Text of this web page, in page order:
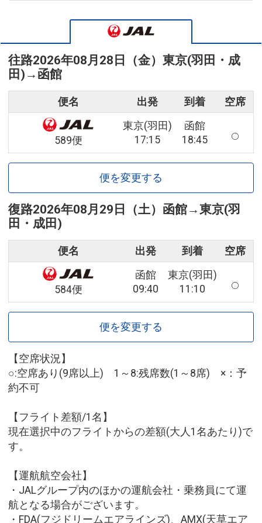
往路2026年08月28日（金） 東京(羽田・成
田) → 函館
便名 出発 到着 空席
589便
東京(羽田)
17:15
函館
18:45
便を変更する
復路2026年08月29日（土） 函館→東京(羽
田・成田)
便名 出発 到着 空席
584便
函館
09:40
東京(羽田)
11:10
便を変更する
【空席状況】
○:空席あり(9席以上) 1～8:残席数(1～8席) ×：予
約不可
【フライト差額/1名】
現在選択中のフライトからの差額(大人1名あたり)で
す。
【運航航空会社】
・JALグループ内のほかの運航会社・乗務員にて運
航となる場合がございます。
・FDA(フジドリームエアラインズ)、AMX(天草エア